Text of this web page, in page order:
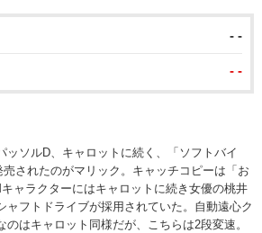
- -
- -
ッソルD、キャロットに続く、「ソフトバイ
されたのがマリック。キャッチコピーは「お
ャラクターにはキャロットに続き女優の桃井
ャフトドライブが採用されていた。自動遠心ク
はキャロット同様だが、こちらは2段変速。